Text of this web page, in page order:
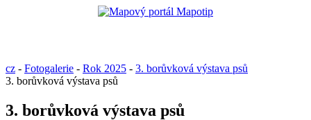
cz - Fotogalerie - Rok 2025 - 3. borůvková výstava psů
3. borůvková výstava psů
3. borůvková výstava psů